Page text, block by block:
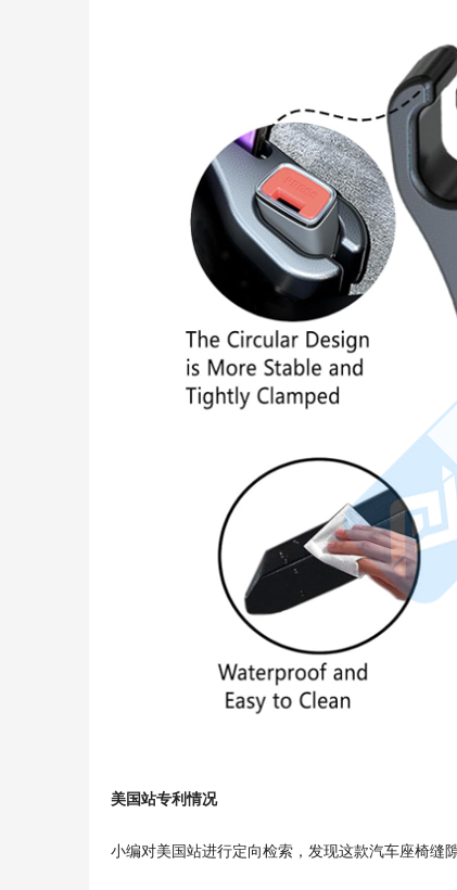
美国站专利情况
小编对美国站进行定向检索，发现这款汽车座椅缝